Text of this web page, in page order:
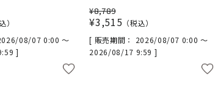
08/07 0:00〜
¥8,789
¥3,515
税込
販売期間
2026/08/07 0:00〜
2026/08/17 9:59